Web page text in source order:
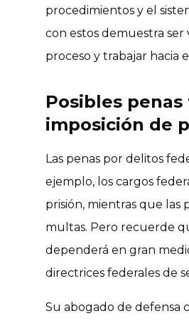
procedimientos y el
con estos demuestra ser
proceso y trabajar hacia
Posibles
imposición de
Las penas por delitos
ejemplo, los cargos
prisión, mientras que
multas. Pero recuerde
dependerá en gran
directrices federales de
Su abogado de defensa